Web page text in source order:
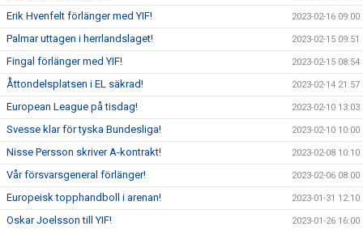
Erik Hvenfelt förlänger med YIF! 2023-02-16 09:00
Palmar uttagen i herrlandslaget! 2023-02-15 09:51
Fingal förlänger med YIF! 2023-02-15 08:54
Åttondelsplatsen i EL säkrad! 2023-02-14 21:57
European League på tisdag! 2023-02-10 13:03
Svesse klar för tyska Bundesliga! 2023-02-10 10:00
Nisse Persson skriver A-kontrakt! 2023-02-08 10:10
Vår försvarsgeneral förlänger! 2023-02-06 08:00
Europeisk topphandboll i arenan! 2023-01-31 12:10
Oskar Joelsson till YIF! 2023-01-26 16:00